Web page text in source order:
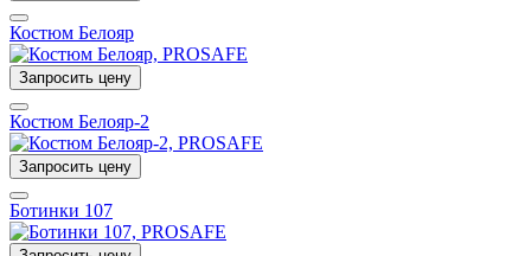
Костюм Белояр
Запросить цену
Костюм Белояр-2
Запросить цену
Ботинки 107